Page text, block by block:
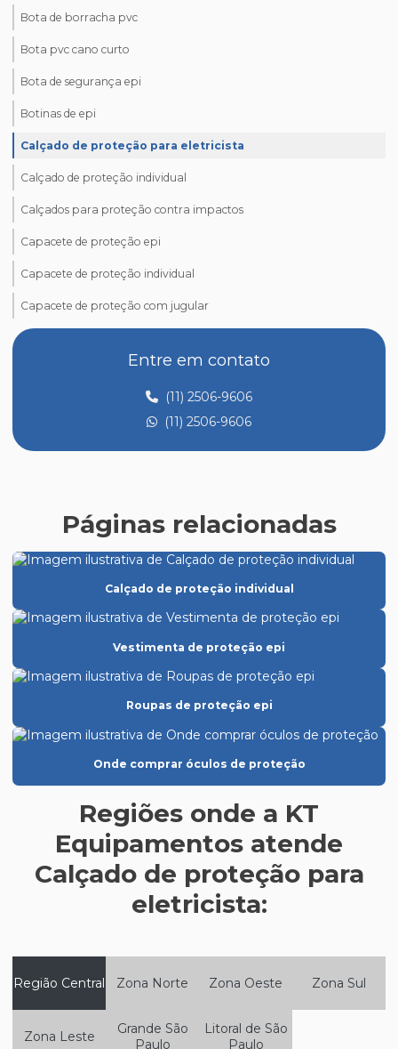
Bota de borracha pvc
Bota pvc cano curto
Bota de segurança epi
Botinas de epi
Calçado de proteção para eletricista
Calçado de proteção individual
Calçados para proteção contra impactos
Capacete de proteção epi
Capacete de proteção individual
Capacete de proteção com jugular
Comprar epi para trabalho em altura
Comprar óculos de proteção epi
Creme de proteção para as mãos epi
Empresas de epi
Empresas de epis em sp
Epi para altas temperaturas
Epi atacado distribuidor
Epi equipamento de proteção individual
Epi para espaço confinado
Epi para frigorífico
Epi para indústria de alimentos
Epi para indústria de laticínios
Epi máscara de proteção respiratória
Epi para metalúrgica
Epi para a soldagem
Entre em contato
(11) 2506-9606
(11) 2506-9606
Páginas relacionadas
Calçado de proteção individual
Vestimenta de proteção epi
Roupas de proteção epi
Onde comprar óculos de proteção
Regiões onde a KT
Equipamentos atende
Calçado de proteção para
eletricista:
Região Central Zona Norte Zona Oeste Zona Sul
Zona Leste
Grande São
Paulo
Litoral de São
Paulo